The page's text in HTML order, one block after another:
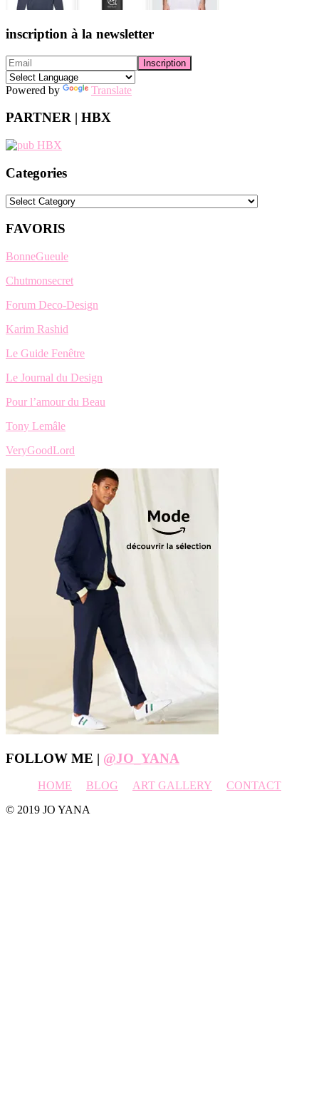
inscription à la newsletter
Powered by Translate
PARTNER | HBX
Categories
Categories
FAVORIS
BonneGueule
Chutmonsecret
Forum Deco-Design
Karim Rashid
Le Guide Fenêtre
Le Journal du Design
Pour l’amour du Beau
Tony Lemâle
VeryGoodLord
Footer
FOLLOW ME | @JO_YANA
HOME BLOG ART GALLERY
CONTACT
© 2019 JO YANA